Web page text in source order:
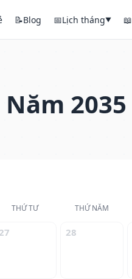
📝Blog 📅Lịch tháng▼ 📖
2035
THỨ TƯ THỨ NĂM
27 28